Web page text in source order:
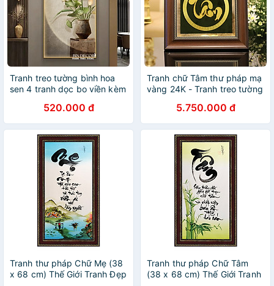
Tranh treo tường bình hoa
sen 4 tranh dọc bo viền kèm
520.000 đ
Tranh chữ Tâm thư pháp mạ
vàng 24K - Tranh treo tường
5.750.000 đ
Tranh thư pháp Chữ Mẹ (38
x 68 cm) Thế Giới Tranh Đẹp
Tranh thư pháp Chữ Tâm
(38 x 68 cm) Thế Giới Tranh